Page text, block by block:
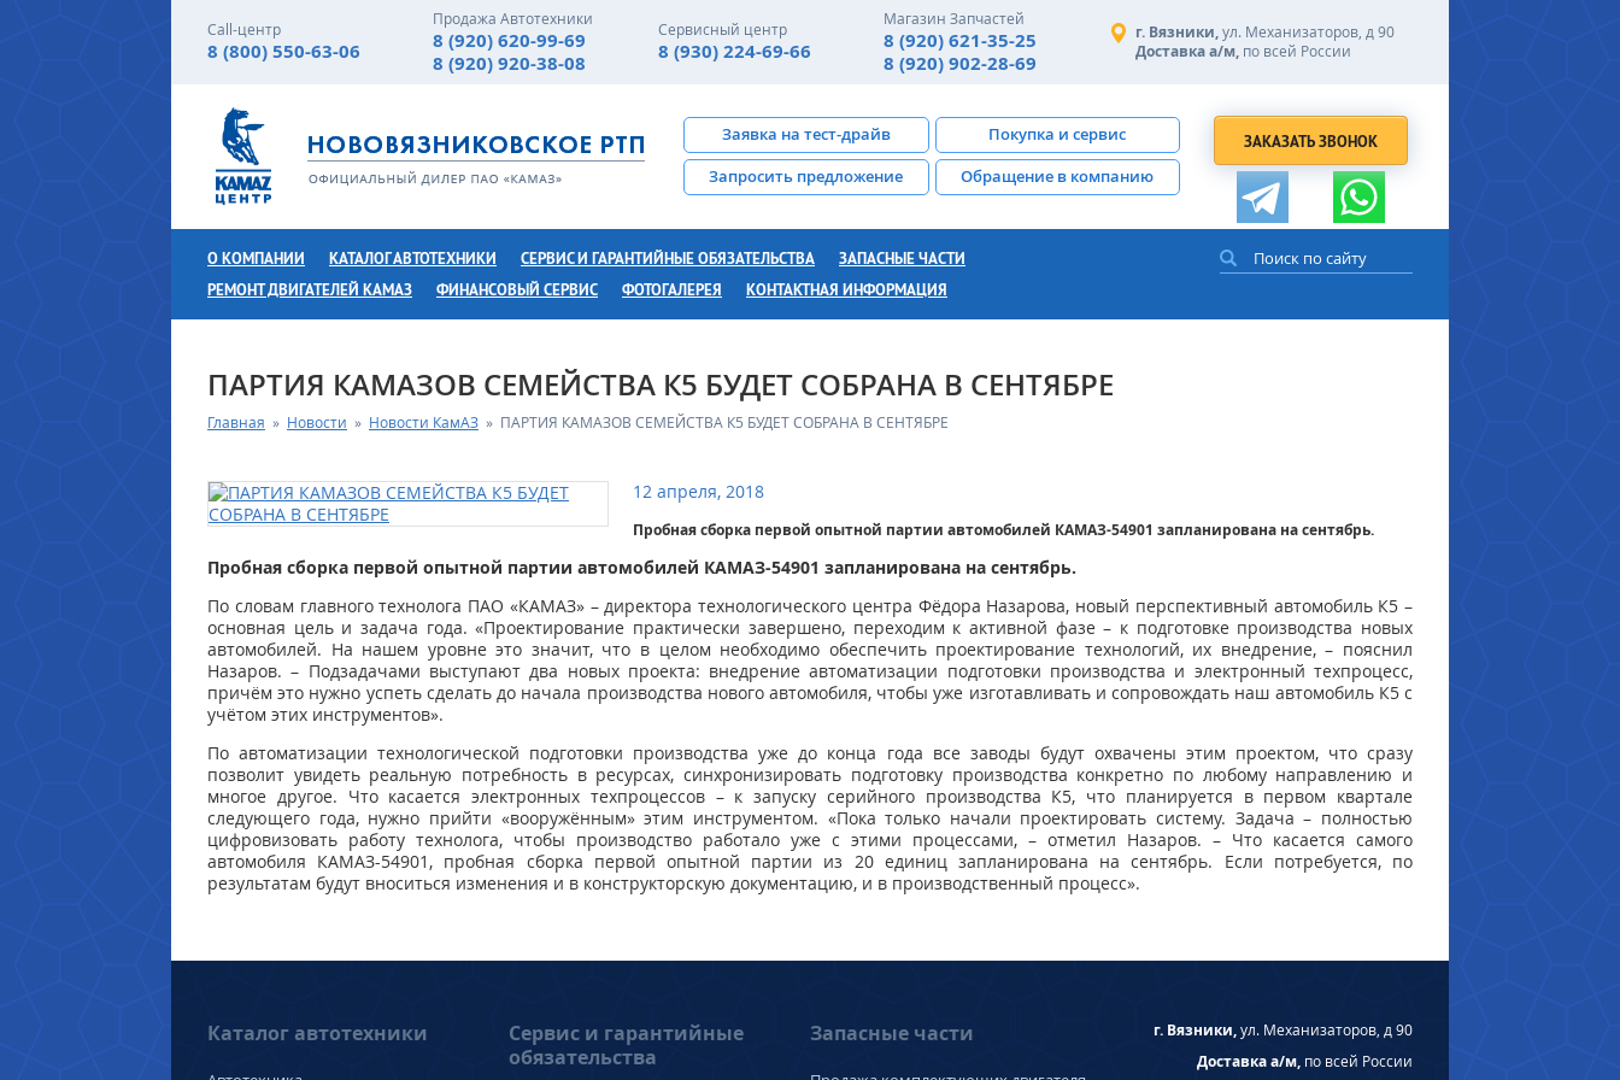
Call-центр
8 (800) 550-63-06
Продажа Автотехники
8 (920) 620-99-69
8 (920) 920-38-08
Сервисный центр
8 (930) 224-69-66
Магазин Запчастей
8 (920) 621-35-25
8 (920) 902-28-69
г. Вязники,ул. Механизаторов, д 90
Доставка а/м, по всей России
ЗАКАЗАТЬ ЗВОНОК
Заявка на тест-драйв
Покупка и сервис
Запросить предложение
Обращение в компанию
О КОМПАНИИ КАТАЛОГ АВТОТЕХНИКИ СЕРВИС И ГАРАНТИЙНЫЕ ОБЯЗАТЕЛЬСТВА
ЗАПАСНЫЕ ЧАСТИ
РЕМОНТ ДВИГАТЕЛЕЙ КАМАЗ
ФИНАНСОВЫЙ СЕРВИС ФОТОГАЛЕРЕЯ КОНТАКТНАЯ ИНФОРМАЦИЯ
ПАРТИЯ КАМАЗОВ СЕМЕЙСТВА К5 БУДЕТ СОБРАНА В СЕНТЯБРЕ
Главная » Новости » Новости КамАЗ » ПАРТИЯ КАМАЗОВ СЕМЕЙСТВА К5 БУДЕТ СОБРАНА В СЕНТЯБРЕ
12 апреля, 2018
Пробная сборка первой опытной партии автомобилей КАМАЗ-54901 запланирована на сентябрь.
Пробная сборка первой опытной партии автомобилей КАМАЗ-54901 запланирована на сентябрь.
По словам главного технолога ПАО «КАМАЗ» – директора технологического центра Фёдора Назарова, новый перспективный автомобиль К5 –
основная цель и задача года. «Проектирование практически завершено, переходим к активной фазе – к подготовке производства новых
автомобилей. На нашем уровне это значит, что в целом необходимо обеспечить проектирование технологий, их внедрение, – пояснил
Назаров. – Подзадачами выступают два новых проекта: внедрение автоматизации подготовки производства и электронный техпроцесс,
причём это нужно успеть сделать до начала производства нового автомобиля, чтобы уже изготавливать и сопровождать наш автомобиль К5 с
учётом этих инструментов».
По автоматизации технологической подготовки производства уже до конца года все заводы будут охвачены этим проектом, что сразу
позволит увидеть реальную потребность в ресурсах, синхронизировать подготовку производства конкретно по любому направлению и
многое другое. Что касается электронных техпроцессов – к запуску серийного производства К5, что планируется в первом квартале
следующего года, нужно прийти «вооружённым» этим инструментом. «Пока только начали проектировать систему. Задача – полностью
цифровизовать работу технолога, чтобы производство работало уже с этими процессами, – отметил Назаров. – Что касается самого
автомобиля КАМАЗ-54901, пробная сборка первой опытной партии из 20 единиц запланирована на сентябрь. Если потребуется, по
результатам будут вноситься изменения и в конструкторскую документацию, и в производственный процесс».
Каталог автотехники
Сервис и гарантийные
обязательства
Запасные части г. Вязники,ул. Механизаторов, д 90
Доставка а/м, по всей России